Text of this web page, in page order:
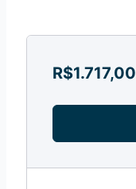
R$1.717,00